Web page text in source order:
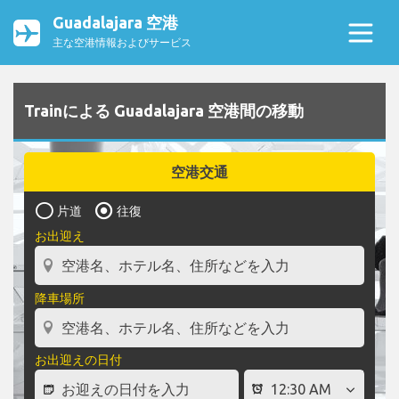
Guadalajara 空港
主な空港情報およびサービス
Trainによる Guadalajara 空港間の移動
空港交通
片道
往復
お出迎え
降車場所
お出迎えの日付